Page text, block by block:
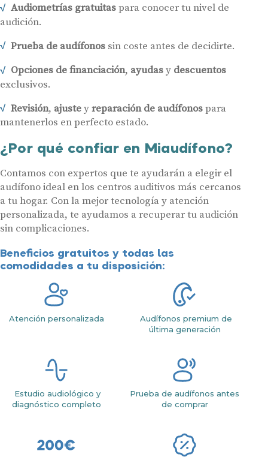
Audiometrías gratuitaspara conocer tu nivel de
audición.
Prueba de audífonossin coste antes de decidirte.
Opciones de financiación, ayudasy descuentos
exclusivos.
Revisión, ajusteyreparación de audífonospara
mantenerlos en perfecto estado.
¿Por qué confiar en Miaudífono?
Contamos con expertos que te ayudarán a elegir el
audífono ideal en los centros auditivos más cercanos
a tu hogar. Con la mejor tecnología y atención
personalizada, te ayudamos a recuperar tu audición
sin complicaciones.
Beneficios gratuitos y todas las
comodidades a tu disposición:
Atención personalizada
Audífonos premium de
última generación
Estudio audiológico y
diagnóstico completo
Prueba de audífonos antes
de comprar